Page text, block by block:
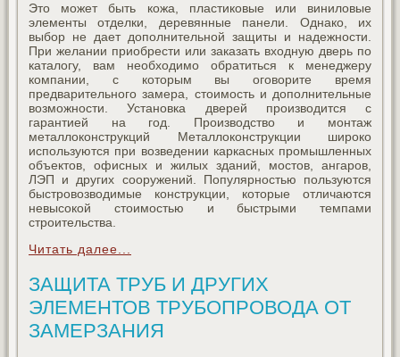
Это может быть кожа, пластиковые или виниловые
элементы отделки, деревянные панели. Однако, их
выбор не дает дополнительной защиты и надежности.
При желании приобрести или заказать входную дверь по
каталогу, вам необходимо обратиться к менеджеру
компании, с которым вы оговорите время
предварительного замера, стоимость и дополнительные
возможности. Установка дверей производится с
гарантией на год. Производство и монтаж
металлоконструкций Металлоконструкции широко
используются при возведении каркасных промышленных
объектов, офисных и жилых зданий, мостов, ангаров,
ЛЭП и других сооружений. Популярностью пользуются
быстровозводимые конструкции, которые отличаются
невысокой стоимостью и быстрыми темпами
строительства.
Читать далее...
ЗАЩИТА ТРУБ И ДРУГИХ
ЭЛЕМЕНТОВ ТРУБОПРОВОДА ОТ
ЗАМЕРЗАНИЯ